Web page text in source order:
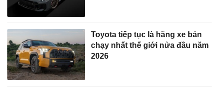
Toyota tiếp tục là hãng xe bán
chạy nhất thế giới nửa đầu năm
2026